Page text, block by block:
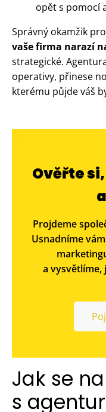
opět s pomocí
Správný okamžik
vaše firma narazí
strategické.
operativy, přinese
kterému půjde váš
Ověřte
Projdeme
Usnadníme
a vysvětlíme,
Jak se
s